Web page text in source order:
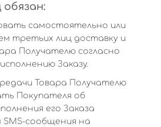
обязан:
самостоятельно или
третьих лиц доставку и
Получателю согласно
Заказу.
Товара Получателю
Покупателя об
его Заказа
сообщения на